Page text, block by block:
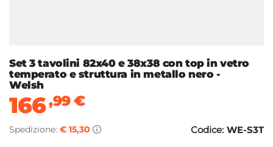
Set 3 tavolini 82x40 e 38x38 con top in vetro
temperato e struttura in metallo nero -
Welsh
166,99€
Spedizione: € 15,30 Codice: WE-S3T